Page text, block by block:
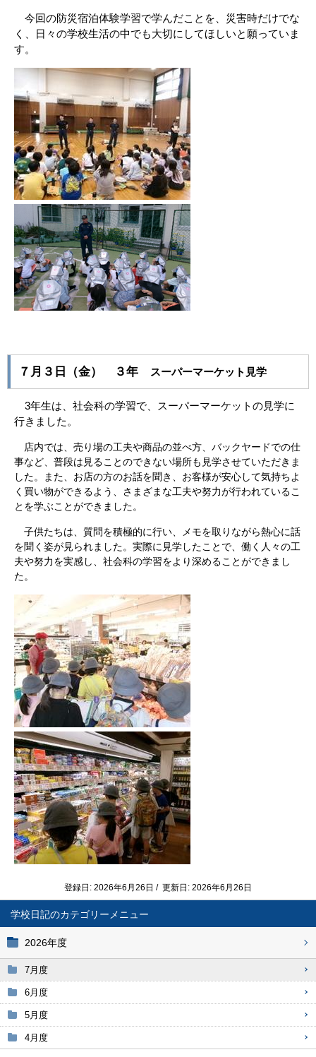
学校日記
2026年度
7月度
6月度
5月度
4月度
今回の防災宿泊体験学習で学んだことを、災害時だけでな
く、日々の学校生活の中でも大切にしてほしいと願っていま
す。
７月３日（金） ３年 スーパーマーケット見学
3年生は、社会科の学習で、スーパーマーケットの見学に
行きました。
店内では、売り場の工夫や商品の並べ方、バックヤードでの仕
事など、普段は見ることのできない場所も見学させていただきま
した。また、お店の方のお話を聞き、お客様が安心して気持ちよ
く買い物ができるよう、さまざまな工夫や努力が行われているこ
とを学ぶことができました。
子供たちは、質問を積極的に行い、メモを取りながら熱心に話
を聞く姿が見られました。実際に見学したことで、働く人々の工
夫や努力を実感し、社会科の学習をより深めることができまし
た。
登録日: 2026年6月26日 / 更新日: 2026年6月26日